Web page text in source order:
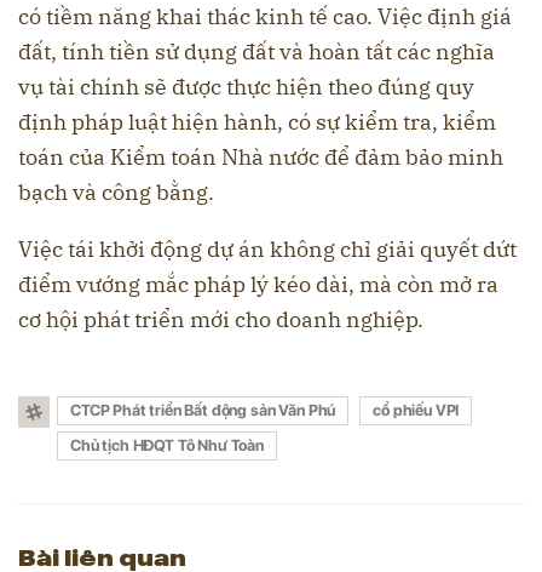
có tiềm năng khai thác kinh tế cao. Việc định giá
đất, tính tiền sử dụng đất và hoàn tất các nghĩa
vụ tài chính sẽ được thực hiện theo đúng quy
định pháp luật hiện hành, có sự kiểm tra, kiểm
toán của Kiểm toán Nhà nước để đảm bảo minh
bạch và công bằng.
Việc tái khởi động dự án không chỉ giải quyết dứt
điểm vướng mắc pháp lý kéo dài, mà còn mở ra
cơ hội phát triển mới cho doanh nghiệp.
CTCP Phát triển Bất động sản Văn Phú
cổ phiếu VPI
Chủ tịch HĐQT Tô Như Toàn
Bài liên quan